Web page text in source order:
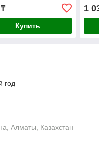
Купить
1
год
Алматы, Казахстан